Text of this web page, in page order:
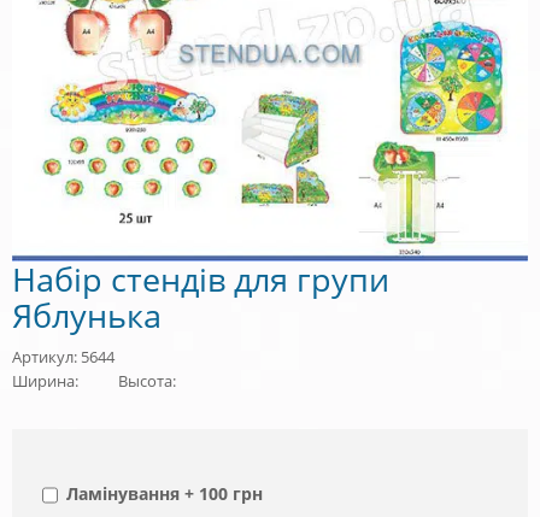
Набір стендів для групи
Яблунька
Артикул: 5644
Ширина:
Высота:
Ламінування + 100 грн